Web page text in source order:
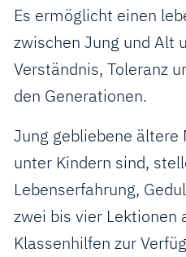
Es ermöglicht einen
zwischen Jung und Alt
Verständnis, Toleranz
den Generationen.
Jung gebliebene ältere
unter Kindern sind,
Lebenserfahrung,
zwei bis vier Lektionen
Klassenhilfen zur